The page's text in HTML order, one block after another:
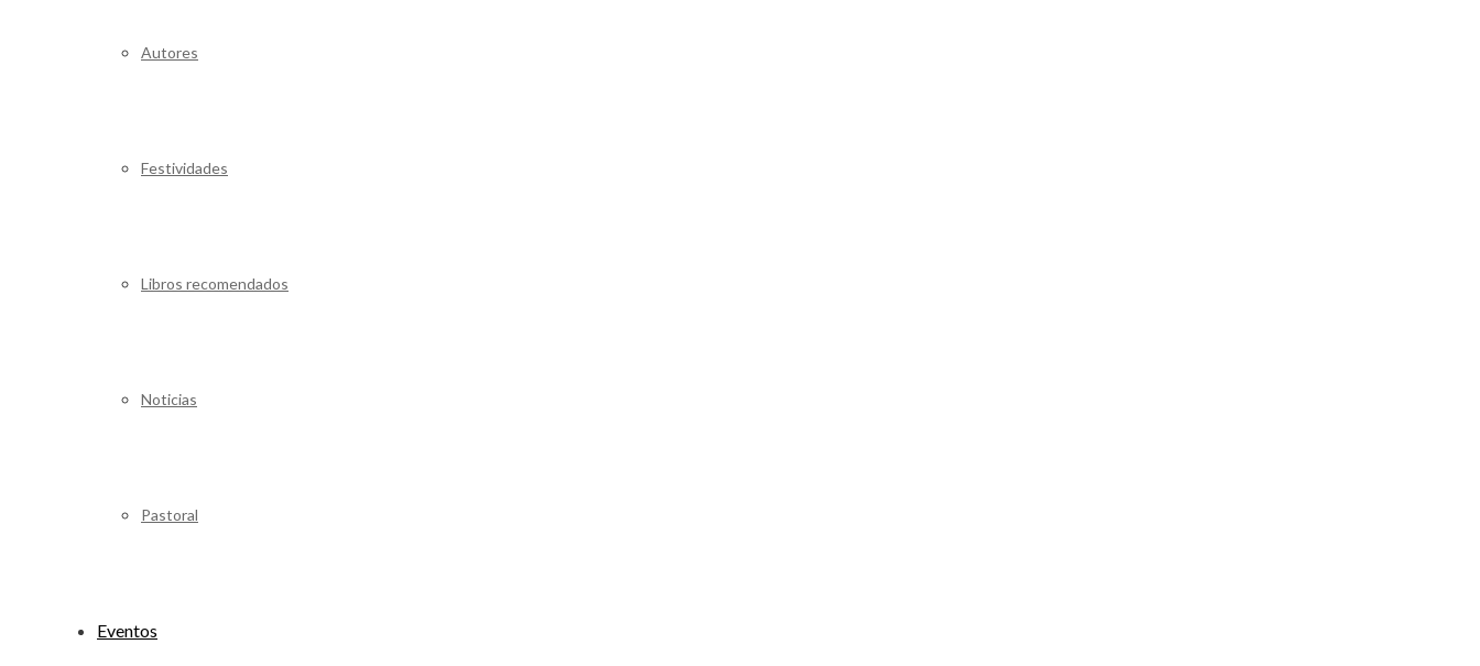
Autores
Festividades
Libros recomendados
Noticias
Pastoral
Eventos